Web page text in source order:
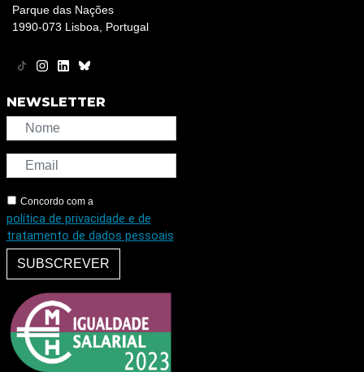
Parque das Nações
1990-073 Lisboa, Portugal
NEWSLETTER
Concordo com a
política de privacidade e de
tratamento de dados pessoais
SUBSCREVER